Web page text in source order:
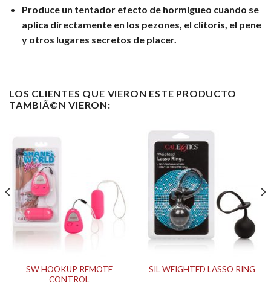
Produce un tentador efecto de hormigueo cuando se
aplica directamente en los pezones, el clítoris, el pene
y otros lugares secretos de placer.
LOS CLIENTES QUE VIERON ESTE PRODUCTO
TAMBIÃ©N VIERON:
SW HOOKUP REMOTE
CONTROL
SIL WEIGHTED LASSO RING